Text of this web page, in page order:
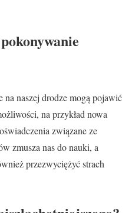
na naszej drodze mogą pojawić
na przykład nowa
związane ze
zmusza nas do nauki, a
przezwyciężyć strach